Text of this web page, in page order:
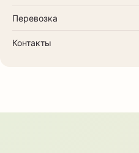
Перевозка
Контакты